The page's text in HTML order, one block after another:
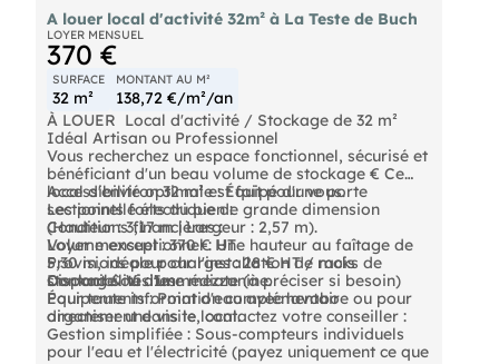
A louer local d'activité 32m² à La Teste de Buch
LOYER MENSUEL
370 €
SURFACE
32 m²
MONTANT AU M²
138,72 €/m²/an
À LOUER  Local d'activité / Stockage de 32 m² 
Idéal Artisan ou Professionnel
Vous recherchez un espace fonctionnel, sécurisé et
bénéficiant d'un beau volume de stockage € Ce
local d'environ 32 m² est fait pour vous.
Les points forts du bien :
Accessibilité optimale : Équipé d'une porte
sectionnelle électrique de grande dimension
(Hauteur : 3,17 m | Largeur : 2,57 m).
Volume exceptionnel : Une hauteur au faîtage de
5,30 m, idéale pour l'installation de racks de
stockage ou d'une mezzanine.
Équipements : Point d'eau avec lavabo
directement dans le local.
Gestion simplifiée : Sous-compteurs individuels
pour l'eau et l'électricité (payez uniquement ce que
Conditions financières :
Loyer mensuel : 370 € HT
Provisions pour charges : 28 € HT / mois
Disponibilité : Immédiate (à préciser si besoin)
Contact & Visites
Pour toute information complémentaire ou pour
organiser une visite, contactez votre conseiller :